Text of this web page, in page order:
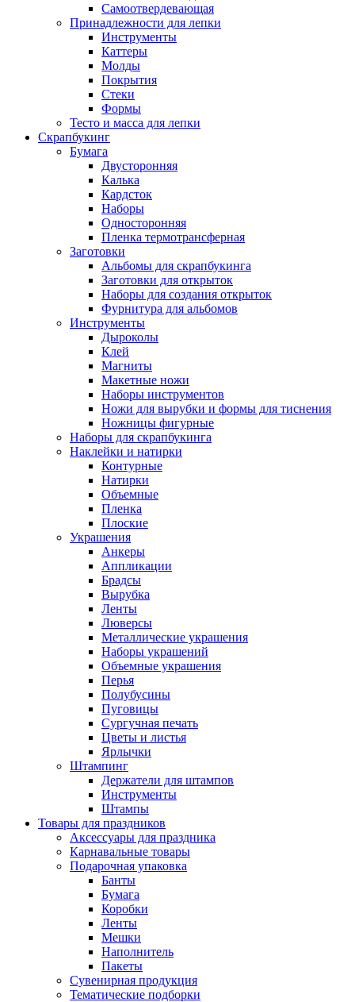
Самоотвердевающая
Принадлежности для лепки
Инструменты
Каттеры
Молды
Покрытия
Стеки
Формы
Тесто и масса для лепки
Скрапбукинг
Бумага
Двусторонняя
Калька
Кардсток
Наборы
Односторонняя
Пленка термотрансферная
Заготовки
Альбомы для скрапбукинга
Заготовки для открыток
Наборы для создания открыток
Фурнитура для альбомов
Инструменты
Дыроколы
Клей
Магниты
Макетные ножи
Наборы инструментов
Ножи для вырубки и формы для тиснения
Ножницы фигурные
Наборы для скрапбукинга
Наклейки и натирки
Контурные
Натирки
Объемные
Пленка
Плоские
Украшения
Анкеры
Аппликации
Брадсы
Вырубка
Ленты
Люверсы
Металлические украшения
Наборы украшений
Объемные украшения
Перья
Полубусины
Пуговицы
Сургучная печать
Цветы и листья
Ярлычки
Штампинг
Держатели для штампов
Инструменты
Штампы
Товары для праздников
Аксессуары для праздника
Карнавальные товары
Подарочная упаковка
Банты
Бумага
Коробки
Ленты
Мешки
Наполнитель
Пакеты
Сувенирная продукция
Тематические подборки